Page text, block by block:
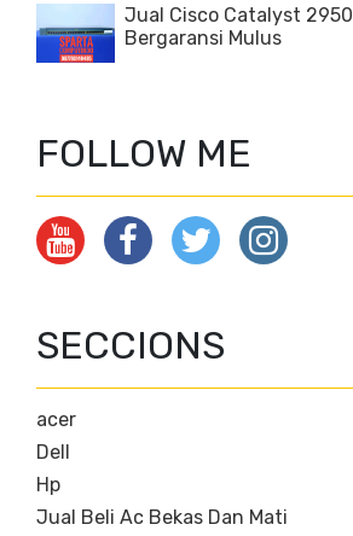
Jual Cisco Catalyst
Bergaransi Mulus
FOLLOW ME
SECCIONS
acer
Dell
Hp
Jual Beli Ac Bekas Dan Mati